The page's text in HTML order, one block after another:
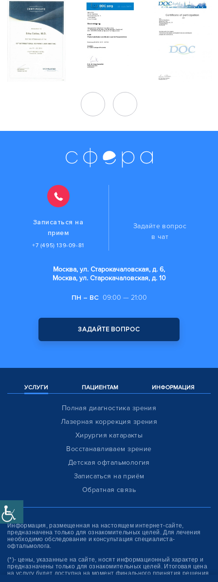
Записаться на
прием
+7 (495) 139-09-81
Задайте вопрос
в чат
Москва, ул. Старокачаловская, д. 6,
Москва, ул. Старокачаловская, д. 10
ПН – ВС 09:00 — 21:00
ЗАДАЙТЕ ВОПРОС
УСЛУГИ ПАЦИЕНТАМ ИНФОРМАЦИЯ
Полная диагностика зрения
Лазерная коррекция зрения
Хирургия катаракты
Восстанавливаем зрение
Детская офтальмология
Записаться на приём
Обратная связь
Информация, размещенная на настоящем интернет-сайте,
предназначена только для ознакомитель­ных целей. Для лечения
необходимо обследование и консультация специалиста-
офтальмолога.
(*)- цены, указанные на сайте, носят информационный характер и
предназначены только для ознакомительных целей. Итоговая цена
на услугу будет доступна на момент финального принятия решения